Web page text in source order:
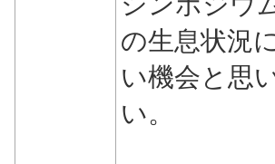
の生息状況
い機会と思
い。